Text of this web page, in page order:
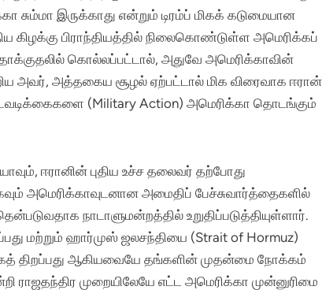
சும்மா இருக்காது என்றும் டிரம்ப் மிகக் கடுமையான
கிழக்கு பிராந்தியத்தில் நிலைகொண்டுள்ள அமெரிக்கப்
தாக்குதலில் கொல்லப்பட்டால், அதுவே அமெரிக்காவின்
அவர், அத்தகைய சூழல் ஏற்பட்டால் மிக விரைவாக ஈரான்
(Military Action) அமெரிக்கா தொடங்கும்
ஈரானின் புதிய உச்ச தலைவர் தற்போது
அமெரிக்காவுடனான அமைதிப் பேச்சுவார்த்தைகளில்
நாடாளுமன்றத்தில் உறுதிப்படுத்தியுள்ளார்.
மற்றும் ஹார்முஸ் ஜலசந்தியை (Strait of Hormuz)
திறப்பது ஆகியவையே தங்களின் முதன்மை நோக்கம்
ராஜதந்திர முறையிலேயே எட்ட அமெரிக்கா முன்னுரிமை